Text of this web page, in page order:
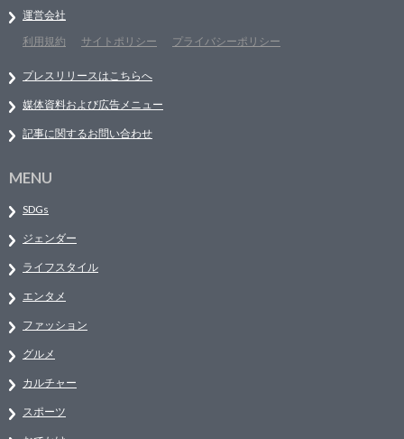
運営会社
利用規約
サイトポリシー プライバシーポリシー
プレスリリースはこちらへ
媒体資料および広告メニュー
記事に関するお問い合わせ
MENU
SDGs
ジェンダー
ライフスタイル
エンタメ
ファッション
グルメ
カルチャー
スポーツ